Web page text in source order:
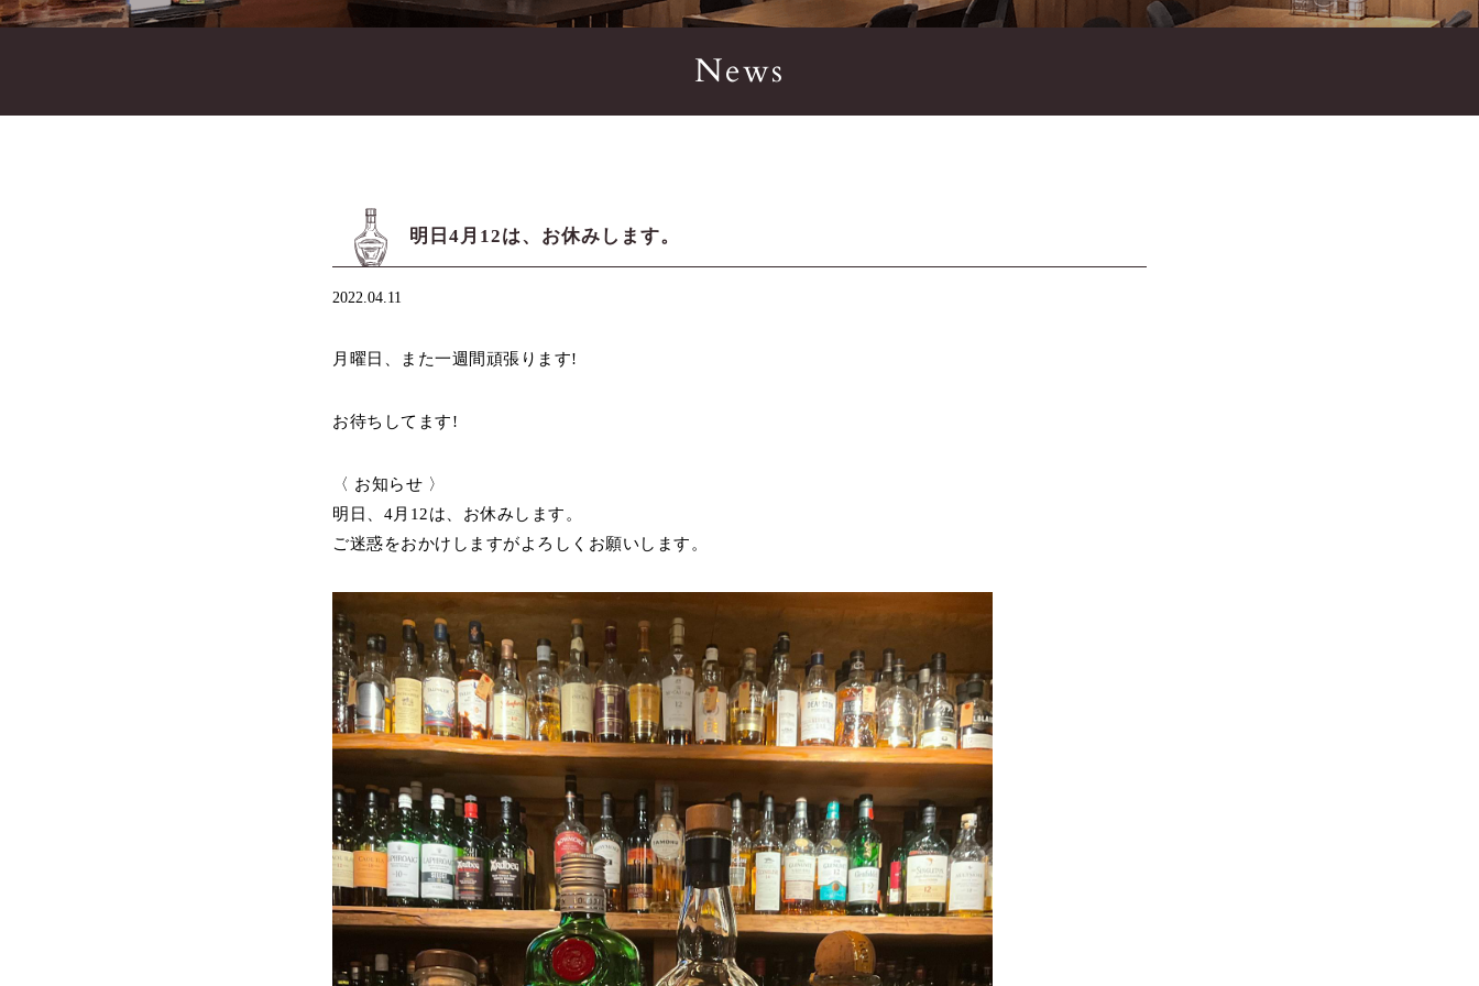
News
明日4月12は、お休みします。
2022.04.11
月曜日、また一週間頑張ります!
お待ちしてます!
〈 お知らせ 〉
明日、4月12は、お休みします。
ご迷惑をおかけしますがよろしくお願いします。